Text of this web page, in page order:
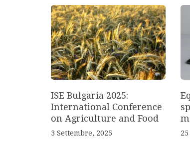
ISE Bulgaria 2025:
International Conference
on Agriculture and Food
3 Settembre, 2025